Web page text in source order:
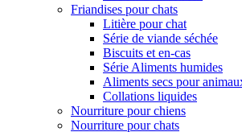
Friandises pour chats
Litière pour chat
Série de viande séchée
Biscuits et en-cas
Série Aliments humides
Aliments secs pour
Collations liquides
Nourriture pour chiens
Nourriture pour chats